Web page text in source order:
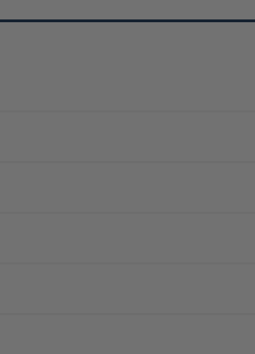
cherché à introduire la philosophie du Ying et du yang
manger que des aliments sain sans y prendre de plaisir
fécule, 50g de purée de sésame (blanc ou noir) et 1
casserole), continuez de mélanger 5min à feu doux.